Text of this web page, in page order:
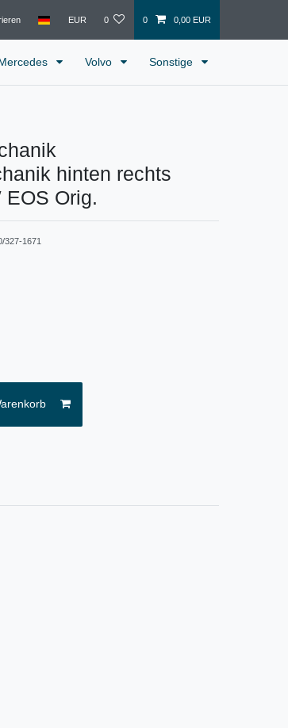
EUR 0 0 0,00 EUR
Volvo Sonstige
hinten rechts
EOS Orig.
327-1671